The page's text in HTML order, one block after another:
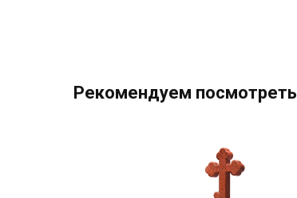
Рекомендуем посмотреть